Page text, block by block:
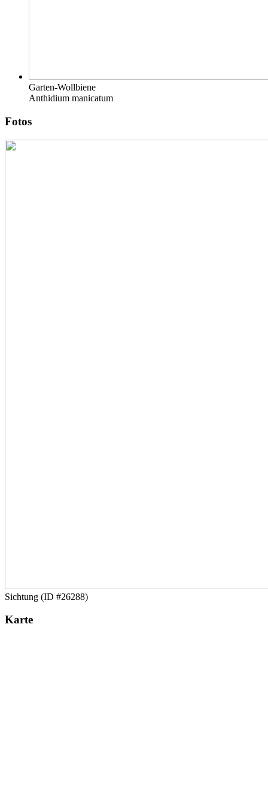
Garten-Wollbiene
Anthidium manicatum
Fotos
Sichtung (ID #26288)
Karte